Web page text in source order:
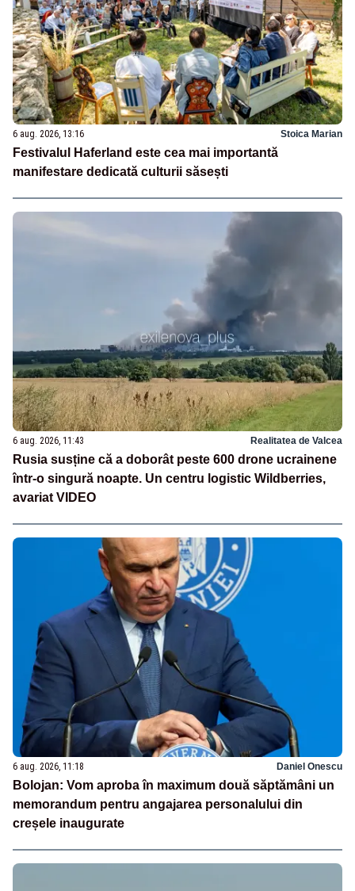
6 aug. 2026, 13:16 Stoica Marian
Festivalul Haferland este cea mai importantă
manifestare dedicată culturii săsești
6 aug. 2026, 11:43 Realitatea de Valcea
Rusia susține că a doborât peste 600 drone ucrainene
într-o singură noapte. Un centru logistic Wildberries,
avariat VIDEO
6 aug. 2026, 11:18 Daniel Onescu
Bolojan: Vom aproba în maximum două săptămâni un
memorandum pentru angajarea personalului din
creșele inaugurate